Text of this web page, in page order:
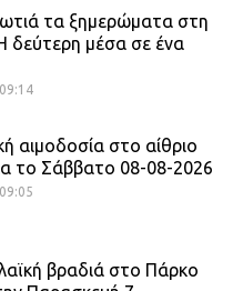
τα ξημερώματα στη
δεύτερη μέσα σε ένα
αιμοδοσία στο αίθριο
το Σάββατο 08-08-2026
βραδιά στο Πάρκο